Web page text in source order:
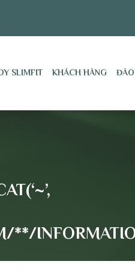
SLIMFIT KHÁCH HÀNG
**/